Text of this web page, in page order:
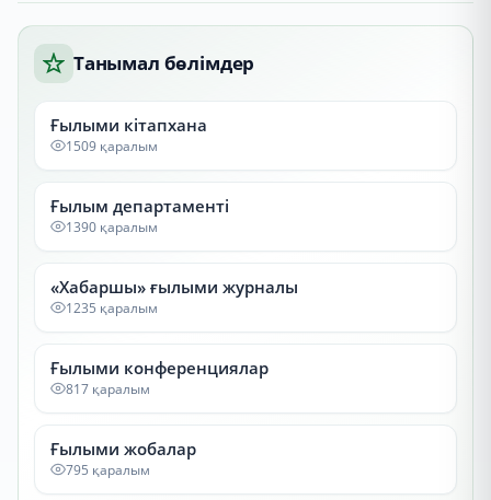
Танымал бөлімдер
Ғылыми кітапхана
1509 қаралым
Ғылым департаменті
1390 қаралым
«Хабаршы» ғылыми журналы
1235 қаралым
Ғылыми конференциялар
817 қаралым
Ғылыми жобалар
795 қаралым